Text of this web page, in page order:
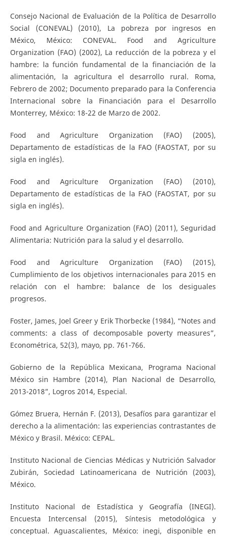
Consejo Nacional de Evaluación de la Política de Desarrollo
Social (CONEVAL) (2010), La pobreza por ingresos en
México, México: CONEVAL. Food and Agriculture
Organization (FAO) (2002), La reducción de la pobreza y el
hambre: la función fundamental de la financiación de la
alimentación, la agricultura el desarrollo rural. Roma,
Febrero de 2002; Documento preparado para la Conferencia
Internacional sobre la Financiación para el Desarrollo
Monterrey, México: 18-22 de Marzo de 2002.
Food and Agriculture Organization (FAO) (2005),
Departamento de estadísticas de la FAO (FAOSTAT, por su
sigla en inglés).
Food and Agriculture Organization (FAO) (2010),
Departamento de estadísticas de la FAO (FAOSTAT, por su
sigla en inglés).
Food and Agriculture Organization (FAO) (2011), Seguridad
Alimentaria: Nutrición para la salud y el desarrollo.
Food and Agriculture Organization (FAO) (2015),
Cumplimiento de los objetivos internacionales para 2015 en
relación con el hambre: balance de los desiguales
progresos.
Foster, James, Joel Greer y Erik Thorbecke (1984), “Notes and
comments: a class of decomposable poverty measures”,
Econométrica, 52(3), mayo, pp. 761-766.
Gobierno de la República Mexicana, Programa Nacional
México sin Hambre (2014), Plan Nacional de Desarrollo,
2013-2018”, Logros 2014, Especial.
Gómez Bruera, Hernán F. (2013), Desafíos para garantizar el
derecho a la alimentación: las experiencias contrastantes de
México y Brasil. México: CEPAL.
Instituto Nacional de Ciencias Médicas y Nutrición Salvador
Zubirán, Sociedad Latinoamericana de Nutrición (2003),
México.
Instituto Nacional de Estadística y Geografía (INEGI).
Encuesta Intercensal (2015), Síntesis metodológica y
conceptual. Aguascalientes, México: inegi, disponible en